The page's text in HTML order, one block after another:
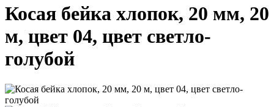
Косая бейка хлопок, 20 мм, 20
м, цвет 04, цвет светло-
голубой